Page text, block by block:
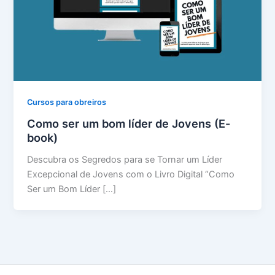
Cursos para obreiros
Como ser um bom líder de Jovens (E-
book)
Descubra os Segredos para se Tornar um Líder
Excepcional de Jovens com o Livro Digital “Como
Ser um Bom Líder […]